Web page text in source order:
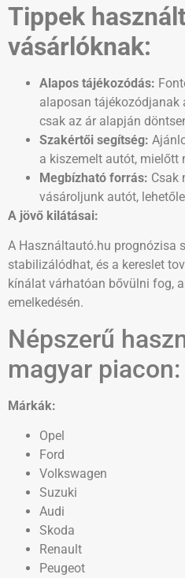
Tippek
vásárlóknak:
Alapos tájékozódás:
alaposan tájékozódjanak
csak az ár alapján
Szakértői segítség:
a kiszemelt autót, mielőtt
Megbízható forrás: Csak
vásároljunk autót,
A jövő kilátásai:
A Használtautó.hu prognózisa
stabilizálódhat, és a kereslet
kínálat várhatóan bővülni fog,
emelkedésén.
Népszerű
magyar piacon:
Márkák:
Opel
Ford
Volkswagen
Suzuki
Audi
Skoda
Renault
Peugeot